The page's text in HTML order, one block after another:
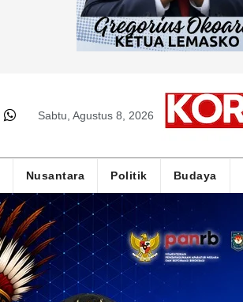
Sabtu, Agustus 8, 2026
Nusantara Politik Budaya